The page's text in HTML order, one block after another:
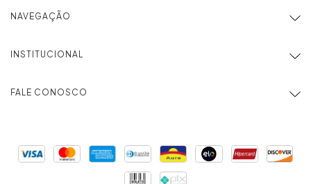
NAVEGAÇÃO
INSTITUCIONAL
FALE CONOSCO